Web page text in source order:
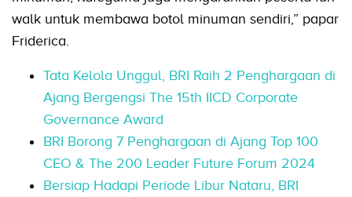
walk untuk membawa botol minuman sendiri,” papar
Friderica.
Tata Kelola Unggul, BRI Raih 2 Penghargaan di
Ajang Bergengsi The 15th IICD Corporate
Governance Award
BRI Borong 7 Penghargaan di Ajang Top 100
CEO & The 200 Leader Future Forum 2024
Bersiap Hadapi Periode Libur Nataru, BRI